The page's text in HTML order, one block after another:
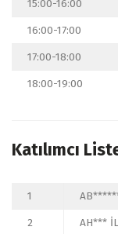
15:00-16:00
16:00-17:00
17:00-18:00
18:00-19:00
Katılımcı
1
2
AH***